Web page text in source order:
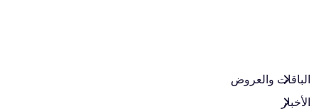
الباقات والعروض​
الأخبار